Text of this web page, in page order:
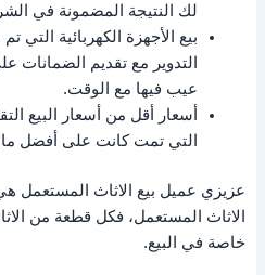
لك النتيجة المضمونة في
بيع الأجهزة الكهربائية التي
التدوير مع تقديم
عيب فيها مع الوقت.
أسعار أقل من أسعار البيع
التي تمت كانت على أفضل ما
عزيزي عميل بيع الاثاث المستعمل
الاثاث المستعمل، فكل قطعة من
خاصة في البيع.